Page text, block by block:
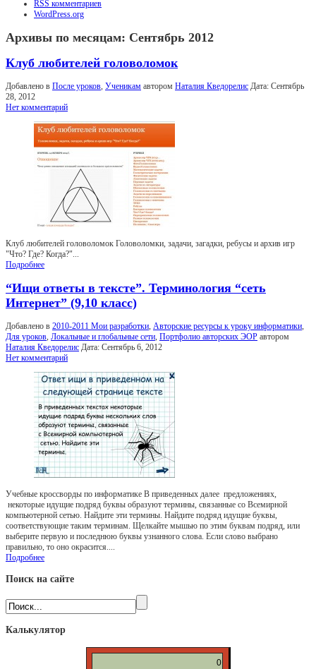
RSS комментариев
WordPress.org
Архивы по месяцам: Сентябрь 2012
Клуб любителей головоломок
Добавлено в После уроков, Ученикам автором Наталия Кведорелис Дата: Сентябрь
28, 2012
Нет комментарий
Клуб любителей головоломок Головоломки, задачи, загадки, ребусы и архив игр
"Что? Где? Когда?"...
Подробнее
“Ищи ответы в тексте”. Терминология “сеть
Интернет” (9,10 класс)
Добавлено в 2010-2011 Мои разработки Авторские ресурсы к уроку информатики
Для уроков Локальные и глобальные сети Портфолио авторских ЭОР автором
Наталия Кведорелис Дата: Сентябрь 6, 2012
Нет комментарий
Учебные кроссворды по информатике В приведенных далее предложениях,
некоторые идущие подряд буквы образуют термины, связанные со Всемирной
компьютерной сетью. Найдите эти термины. Найдите подряд идущие буквы,
соответствующие таким терминам. Щелкайте мышью по этим буквам подряд, или
выберите первую и последнюю буквы узнанного слова. Если слово выбрано
правильно, то оно окрасится....
Подробнее
Поиск на сайте
Калькулятор